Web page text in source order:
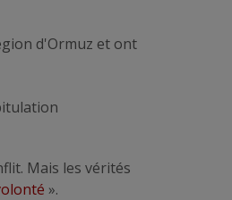
d'Ormuz et ont
Mais les vérités
».